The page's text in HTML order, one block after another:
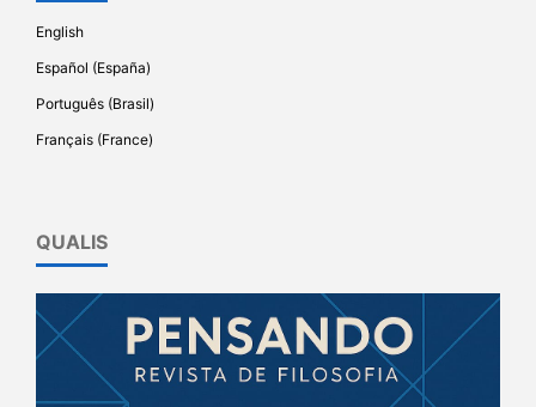
English
Español (España)
Português (Brasil)
Français (France)
QUALIS